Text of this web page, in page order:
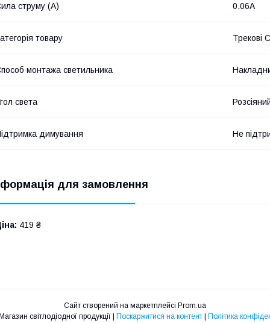
струму (А) 0.06А
товару Трекові
монтажа светильника
света
димування Не
для замовлення
419 ₴
Сайт створений на маркетплейсі Prom.ua
"МІРА" | Магазин світлодіодної продукції | Поскаржитися на контент | Політика